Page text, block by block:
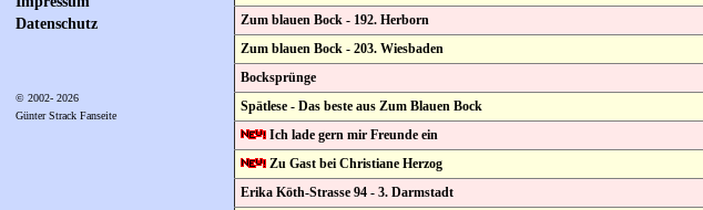
Datenschutz
© 2002- 2026
Günter Strack Fanseite
Zum blauen Bock - 192. Herborn
Zum blauen Bock - 203. Wiesbaden
Bocksprünge
Spätlese - Das beste aus Zum Blauen Bock
Ich lade gern mir Freunde ein
Zu Gast bei Christiane Herzog
Erika Köth-Strasse 94 - 3. Darmstadt